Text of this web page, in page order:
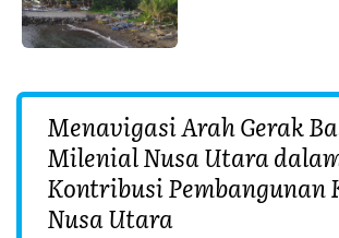
Menavigasi Arah Gerak
Milenial Nusa Utara
Kontribusi Pembangunan
Nusa Utara